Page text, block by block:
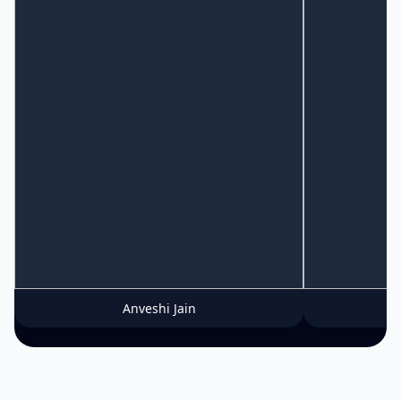
Anveshi Jain